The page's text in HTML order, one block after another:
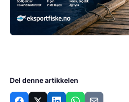
Del denne artikkelen